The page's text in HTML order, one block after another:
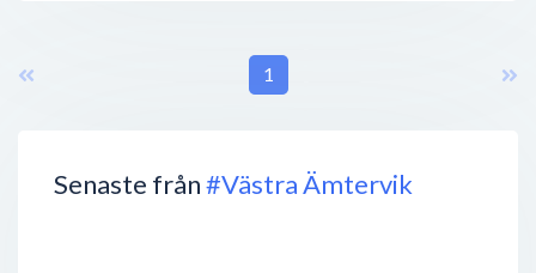
Senaste från#Västra Ämtervik
1